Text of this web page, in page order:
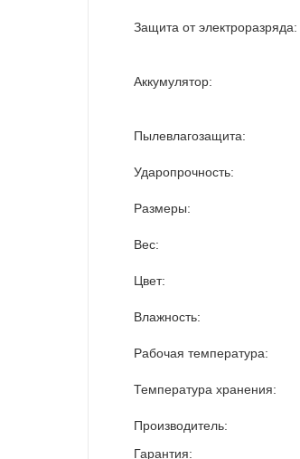
Защита от электроразряда:
Аккумулятор:
Пылевлагозащита:
Ударопрочность:
Размеры:
Вес:
Цвет:
Влажность:
Рабочая температура:
Температура хранения:
Производитель:
Гарантия: